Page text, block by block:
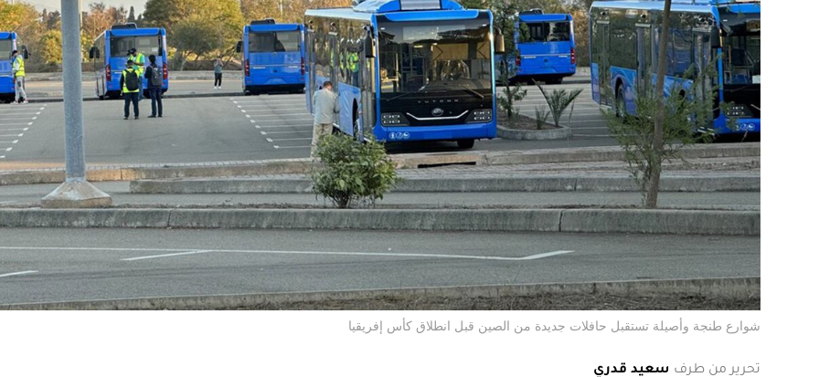
شوارع طنجة وأصيلة تستقبل حافلات جديدة من الصين قبل انطلاق كأس إفريقيا
تحرير من طرف سعيد قدري